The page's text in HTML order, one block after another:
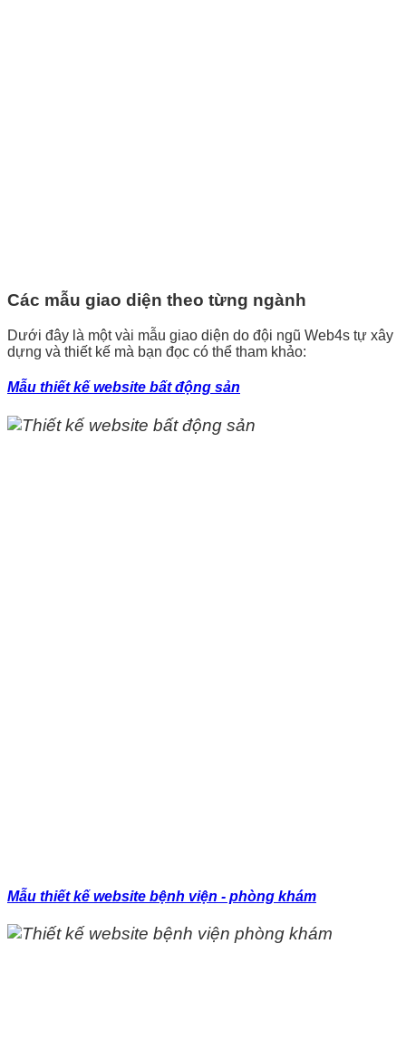
Các mẫu giao diện theo từng ngành
Dưới đây là một vài mẫu giao diện do đội ngũ Web4s tự xây
dựng và thiết kế mà bạn đọc có thể tham khảo:
Mẫu thiết kế website bất động sản
Mẫu thiết kế website bệnh viện - phòng khám